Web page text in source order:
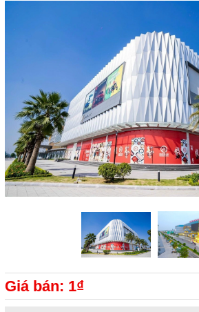
Giá bán: 1₫